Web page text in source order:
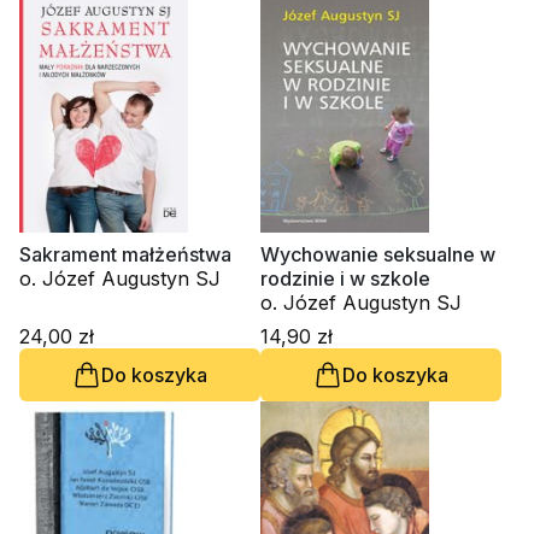
Sakrament małżeństwa
o. Józef Augustyn SJ
24,00 zł
Do koszyka
Wychowanie seksualne w
rodzinie i w szkole
o. Józef Augustyn SJ
14,90 zł
Do koszyka